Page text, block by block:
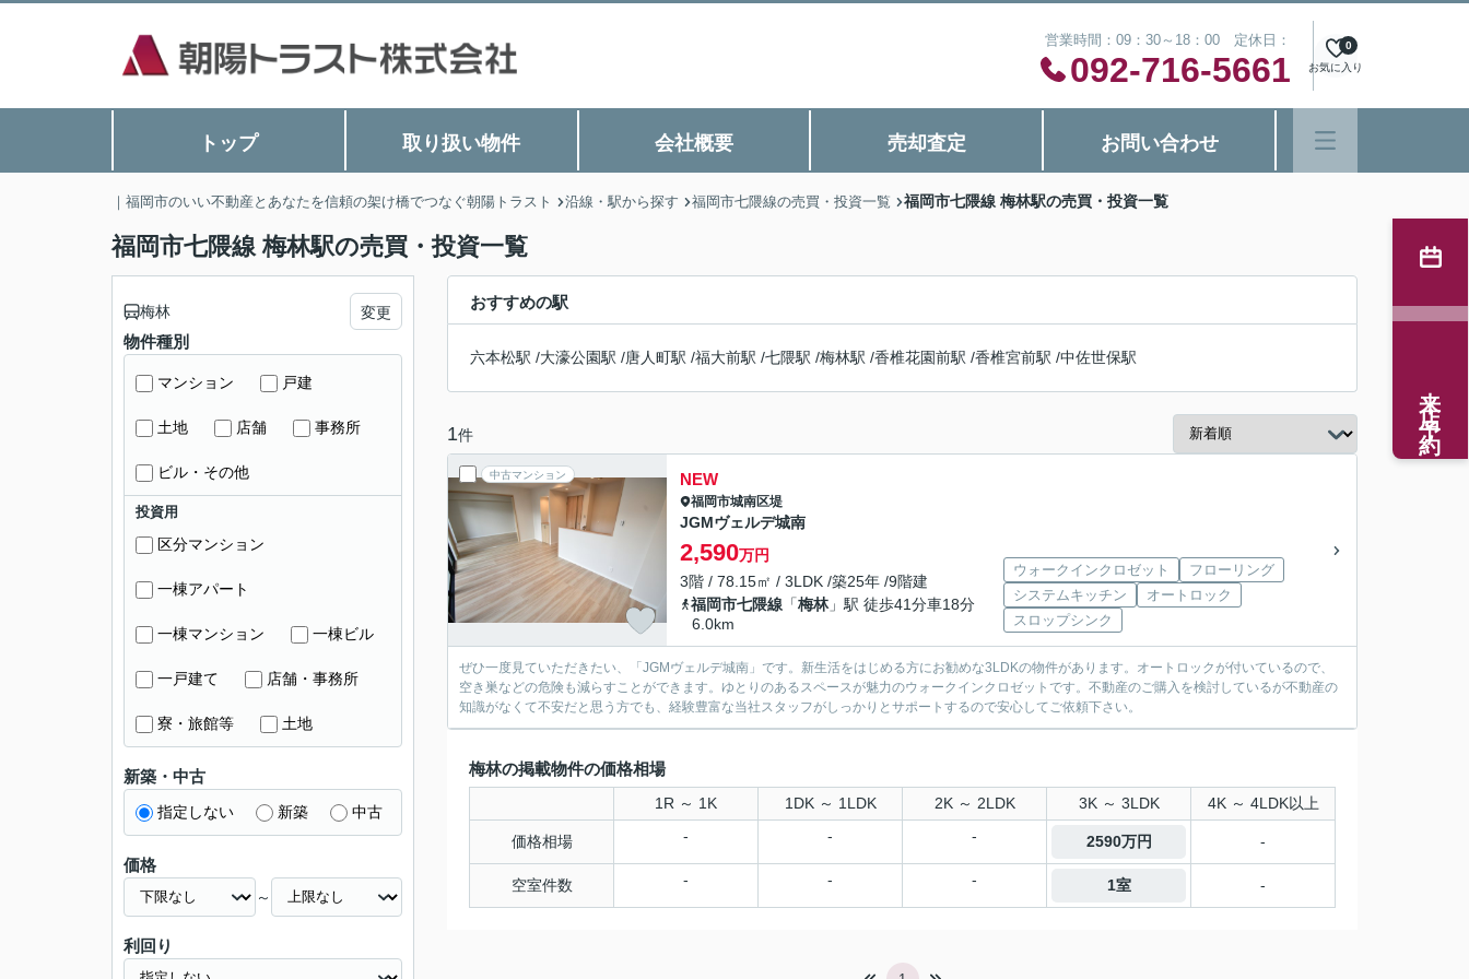
営業時間：09：30～18：00 定休日：
092-716-5661 お気に入り
0
トップ 取り扱い物件 会社概要 売却査定 お問い合わせ
｜福岡市のいい不動産とあなたを信頼の架け橋でつなぐ朝陽トラスト 沿線・駅から探す 福岡市七隈線の売買・投資一覧 福岡市七隈線 梅林駅の売買・投資一覧
福岡市七隈線 梅林駅の売買・投資一覧
おすすめの駅
六本松駅 /大濠公園駅 /唐人町駅 /福大前駅 /七隈駅 /梅林駅 /香椎花園前駅 /香椎宮前駅 /中佐世保駅
1件
中古マンション NEW
福岡市城南区堤
JGMヴェルデ城南
2,590万円
3階 / 78.15㎡ / 3LDK /築25年 /9階建
福岡市七隈線 「梅林」駅 徒歩41分車18分
6.0km
ウォークインクロゼット
フローリング
システムキッチン
オートロック
スロップシンク
ぜひ一度見ていただきたい、「JGMヴェルデ城南」です。新生活をはじめる方にお勧めな3LDKの物件があります。オートロックが付いているので、
空き巣などの危険も減らすことができます。ゆとりのあるスペースが魅力のウォークインクロゼットです。不動産のご購入を検討しているが不動産の
知識がなくて不安だと思う方でも、経験豊富な当社スタッフがしっかりとサポートするので安心してご依頼下さい。
梅林の掲載物件の価格相場
1R ～ 1K 1DK ～ 1LDK 2K ～ 2LDK 3K ～ 3LDK 4K ～ 4LDK以上
価格相場 - - - 2590万円 -
空室件数 - - - 1室 -
梅林 変更
物件種別
マンション 戸建
土地 店舗 事務所
ビル・その他
投資用
区分マンション
一棟アパート
一棟マンション 一棟ビル
一戸建て 店舗・事務所
寮・旅館等 土地
新築・中古
指定しない 新築 中古
価格
～
利回り
来店予約